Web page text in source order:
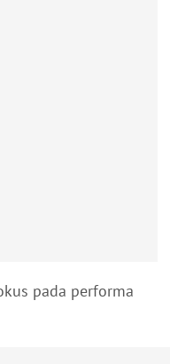
pada performa